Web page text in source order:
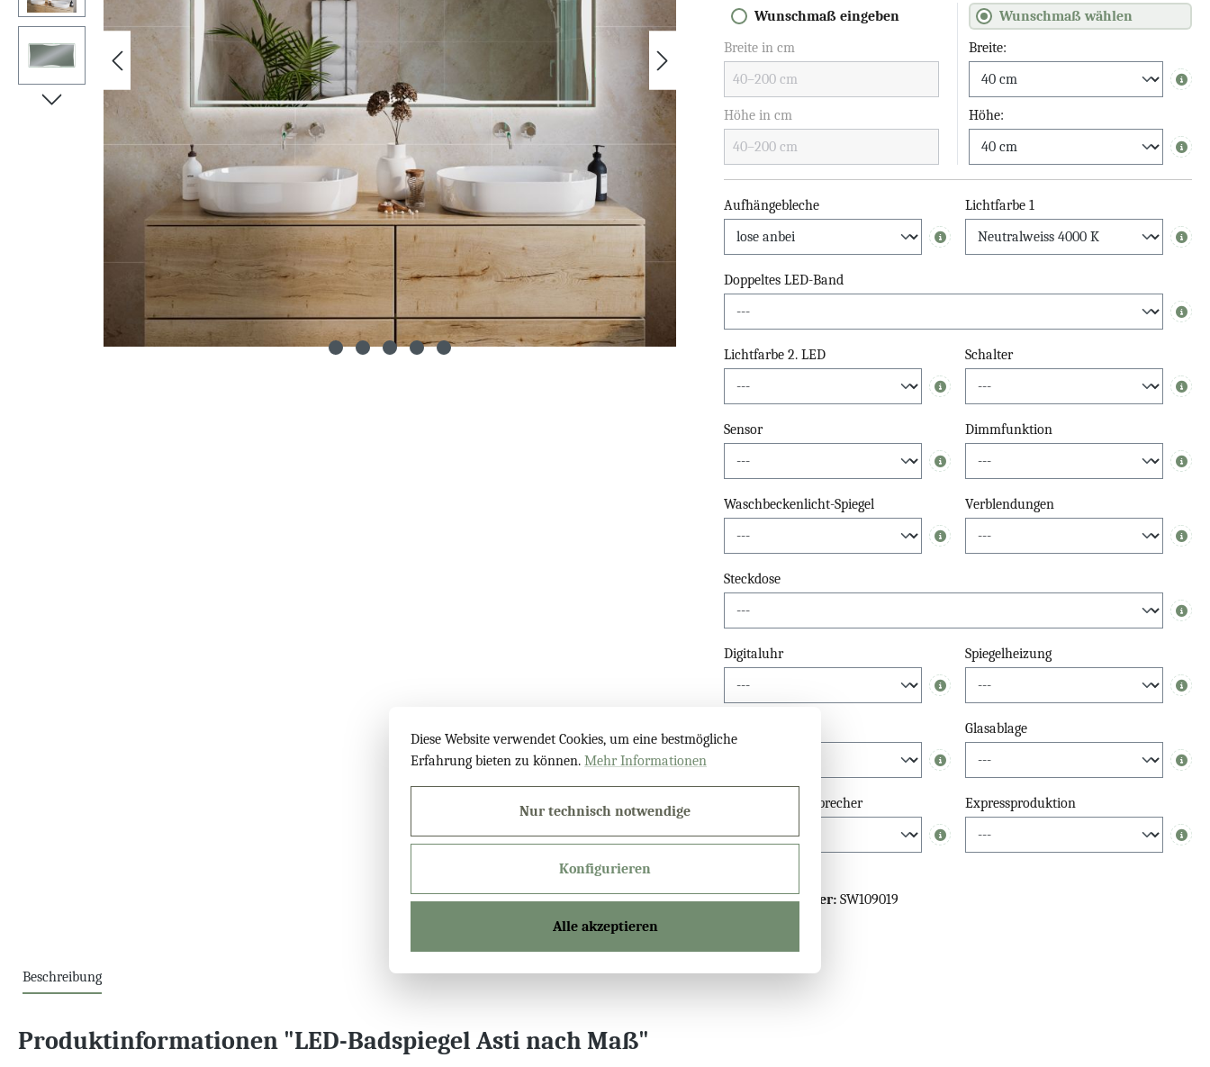
Wunschmaß eingeben
Breite in cm
Höhe in cm
Wunschmaß wählen
Breite:
Info
Höhe:
Info
Aufhängebleche
Info
Lichtfarbe 1
Info
Doppeltes LED-Band
Info
Lichtfarbe 2. LED
Info
Schalter
Info
Sensor
Info
Dimmfunktion
Info
Waschbeckenlicht-Spiegel
Info
Verblendungen
Info
Steckdose
Info
Digitaluhr
Info
Spiegelheizung
Info
Info
Glasablage
Info
Bluetooth Lautsprecher
Info
Expressproduktion
Info
Produktnummer: SW109019
Beschreibung
Produktinformationen "LED-Badspiegel Asti nach Maß"
Diese Website verwendet Cookies, um eine bestmögliche
Erfahrung bieten zu können. Mehr Informationen
Nur technisch notwendige
Konfigurieren
Alle akzeptieren